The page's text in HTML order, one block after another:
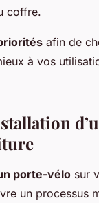
coffre.
afin de
à vos
porte-vélo sur
un processus